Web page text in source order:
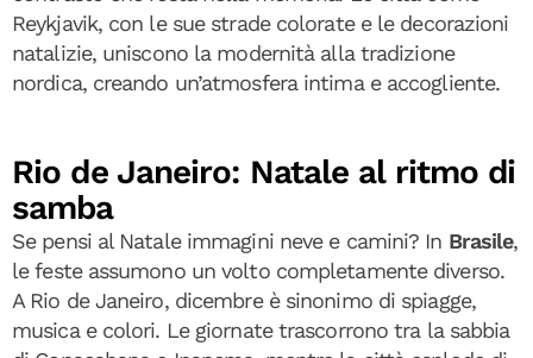
Reykjavik, con le sue strade colorate e le decorazioni
natalizie, uniscono la modernità alla tradizione
nordica, creando un’atmosfera intima e accogliente.
Rio de Janeiro: Natale al ritmo di
samba
Se pensi al Natale immagini neve e camini? In Brasile,
le feste assumono un volto completamente diverso.
A Rio de Janeiro, dicembre è sinonimo di spiagge,
musica e colori. Le giornate trascorrono tra la sabbia